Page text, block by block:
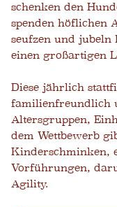
schenken den
spenden höflichen
seufzen und
einen großartigen
Diese jährlich
familienfreundlich
Altersgruppen,
dem Wettbewerb
Kinderschminken,
Vorführungen,
Agility.